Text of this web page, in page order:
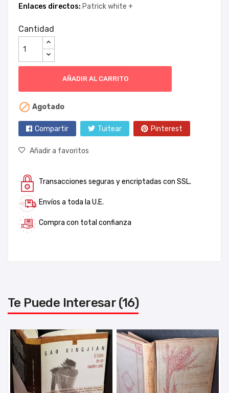
Enlaces directos: Patrick white +
Cantidad
AÑADIR AL CARRITO
 Agotado
Compartir Tuitear Pinterest
Añadir a favoritos
Transacciones seguras y encriptadas con SSL.
Envíos a toda la U.E.
Compra con total confianza
Te Puede Interesar (16)